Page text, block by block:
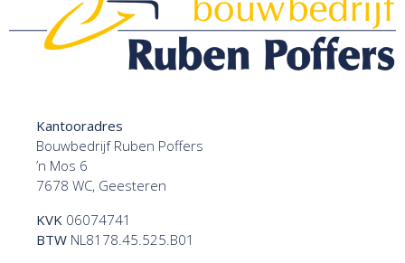
Kantooradres
Bouwbedrijf Ruben Poffers
’n Mos 6
7678 WC, Geesteren
KVK 06074741
BTW NL8178.45.525.B01